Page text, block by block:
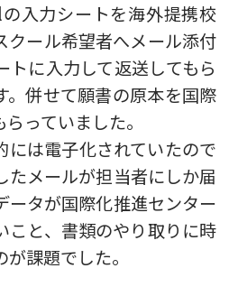
入力シートを海外提携校
クール希望者へメール添付
トに入力して返送してもら
。併せて願書の原本を国際
っていました。
には電子化されていたので
たメールが担当者にしか届
ータが国際化推進センター
こと、書類のやり取りに時
課題でした。